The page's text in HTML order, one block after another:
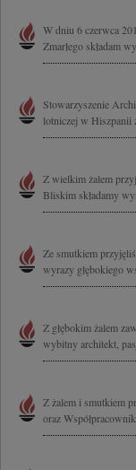
W dniu 6 czerwca
Zmarłego składam
Stowarzyszenie
lotniczej w Hiszpanii
Z wielkim żalem
Bliskim składamy
Ze smutkiem
wyrazy głębokiego
Z głębokim żalem
wybitny architekt,
Z żalem i smutkiem
oraz